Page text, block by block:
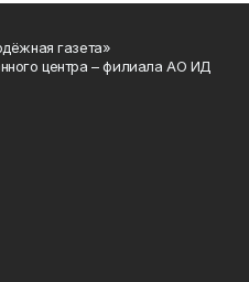
газета»
центра – филиала АО ИД